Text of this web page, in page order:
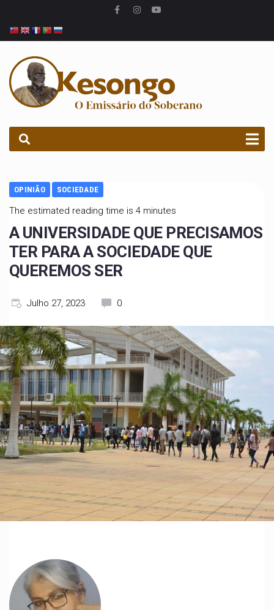
OPINIÃO SOCIEDADE
The estimated reading time is 4 minutes
A UNIVERSIDADE QUE PRECISAMOS
TER PARA A SOCIEDADE QUE
QUEREMOS SER
Julho 27, 2023 0
PROCURAR